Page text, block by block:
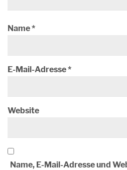
Name*
E-Mail-Adresse*
Website
Name, E-Mail-Adresse und